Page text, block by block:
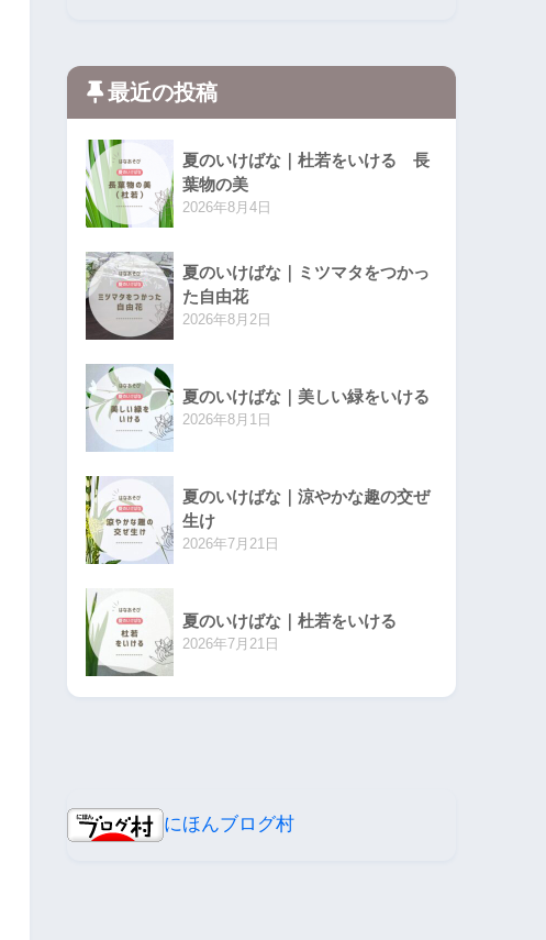
最近の投稿
夏のいけばな｜杜若をいける 長
葉物の美
2026年8月4日
夏のいけばな｜ミツマタをつかっ
た自由花
2026年8月2日
夏のいけばな｜美しい緑をいける
2026年8月1日
夏のいけばな｜涼やかな趣の交ぜ
生け
2026年7月21日
夏のいけばな｜杜若をいける
2026年7月21日
にほんブログ村